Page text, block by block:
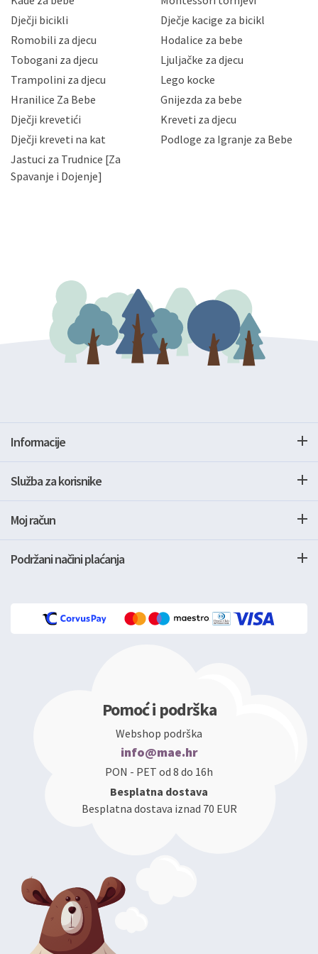
neovlaštenog pristupa, zlouporabe, otkrivanja,
gubitka ili uništenja. Mae.hr štiti privatnost svojih
korisnika i posjetitelja web stranica, čuva povjerljivost
Vaših osobnih podataka te omogućava pristup i
priopćavanje osobnih podataka samo onim svojim
zaposlenicima kojima su isti potrebni radi provedbe
slučajevima koji su dozvoljeni zakonima. Napominjemo
da možete u svako doba, u potpunosti ili djelomice,
zatražiti prestanak aktivnosti obrade Vaših osobnih
podataka. Opoziv privole možete podnijeti poštom na
gore navedenu adresu ili e-mailom na adresu:
Dječji bicikli
Dječje kacige za bicikl
Romobili za djecu
Hodalice za bebe
Tobogani za djecu
Ljuljačke za djecu
Trampolini za djecu
Lego kocke
Hranilice Za Bebe
Gnijezda za bebe
Dječji krevetići
Kreveti za djecu
Dječji kreveti na kat
Podloge za Igranje za Bebe
Jastuci za Trudnice [Za
Spavanje i Dojenje]
Informacije
Služba za korisnike
Moj račun
Podržani načini plaćanja
Pomoć i podrška
Webshop podrška
info@mae.hr
PON - PET od 8 do 16h
Besplatna dostava
Besplatna dostava iznad 70 EUR